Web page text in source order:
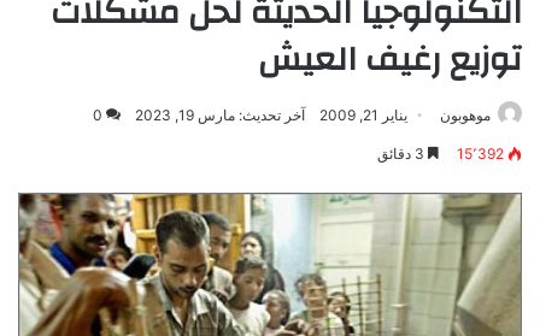
التكنولوجيا الحديثة لحل مشكلات
توزيع رغيف العيش
موهوبون يناير 21, 2009 آخر تحديث: مارس 19, 2023 0
15٬392